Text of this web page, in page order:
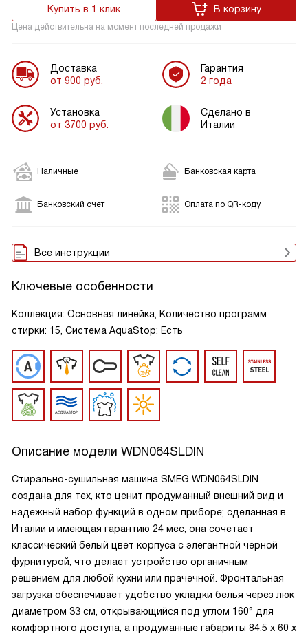
Купить в 1 клик В корзину
Цена действительна на момент последней продажи
Доставка
от 900 руб.
Установка
от 3700 руб.
Гарантия
2 года
Сделано в
Италии
Наличные Банковская карта
Банковский счет Оплата по QR-коду
Все инструкции
Ключевые особенности
Коллекция: Основная линейка, Количество программ
стирки: 15, Система AquaStop: Есть
Описание модели WDN064SLDIN
Стирально-сушильная машина SMEG WDN064SLDIN
создана для тех, кто ценит продуманный внешний вид и
надежный набор функций в одном приборе; сделанная в
Италии и имеющая гарантию 24 мес, она сочетает
классический белый цвет корпуса с элегантной черной
фурнитурой, что делает устройство органичным
решением для любой кухни или прачечной. Фронтальная
загрузка обеспечивает удобство укладки белья через люк
диаметром 33 см, открывающийся под углом 160° для
комфортного доступа, а продуманные габариты 84.5 х 60 х